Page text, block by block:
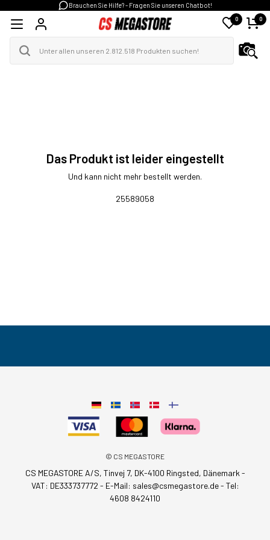
Brauchen Sie Hilfe? - Fragen Sie unseren Chatbot!
0 0
Das Produkt ist leider eingestellt
Und kann nicht mehr bestellt werden.
25589058
© CS MEGASTORE
CS MEGASTORE A/S, Tinvej 7, DK-4100 Ringsted, Dänemark -
VAT: DE333737772 - E-Mail: sales@csmegastore.de- Tel:
4608 8424110